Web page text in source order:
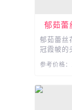
郁茹蕾
郁茹蕾
冠霞帔的
参考价格